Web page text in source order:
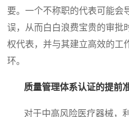
要。一个不称职的代表可能会
误，从而白白浪费宝贵的审批
权代表，并与其建立高效的工
环。
质量管理体系认证的提前
对于中高风险医疗器械，